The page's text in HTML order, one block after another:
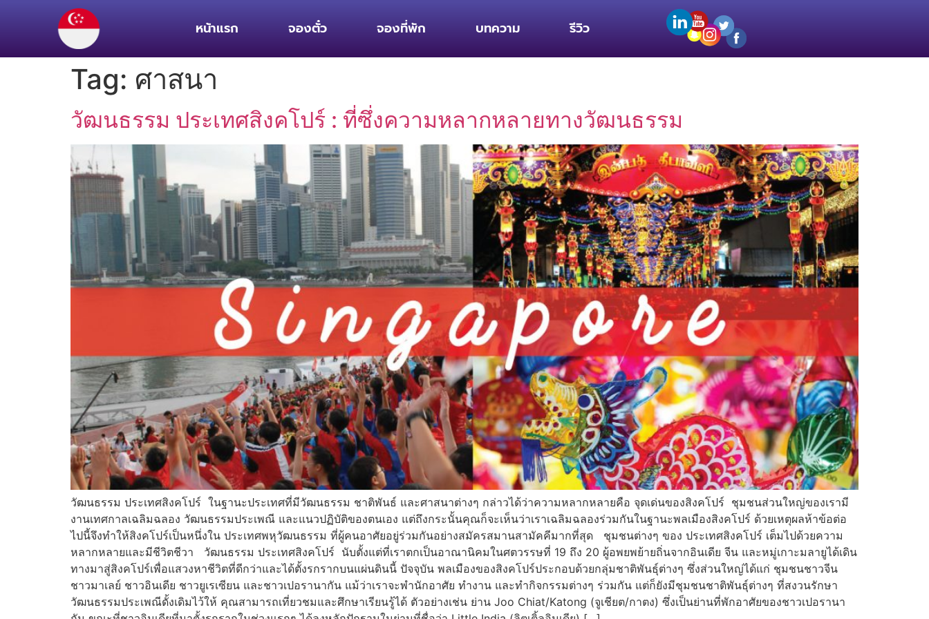
หน้าแรก จองตั๋ว จองที่พัก บทความ รีวิว
Tag: ศาสนา
วัฒนธรรม ประเทศสิงคโปร์ : ที่ซึ่งความหลากหลายทางวัฒนธรรม
วัฒนธรรม ประเทศสิงคโปร์ ในฐานะประเทศที่มีวัฒนธรรม ชาติพันธ์ และศาสนาต่างๆ กล่าวได้ว่าความหลากหลายคือ จุดเด่นของสิงคโปร์ ชุมชนส่วนใหญ่ของเรามี
งานเทศกาลเฉลิมฉลอง วัฒนธรรมประเพณี และแนวปฏิบัติของตนเอง แต่ถึงกระนั้นคุณก็จะเห็นว่าเราเฉลิมฉลองร่วมกันในฐานะพลเมืองสิงคโปร์ ด้วยเหตุผลห้าข้อต่อ
ไปนี้จึงทำให้สิงคโปร์เป็นหนึ่งใน ประเทศพหุวัฒนธรรม ที่ผู้คนอาศัยอยู่ร่วมกันอย่างสมัครสมานสามัคคีมากที่สุด ชุมชนต่างๆ ของ ประเทศสิงคโปร์ เต็มไปด้วยความ
หลากหลายและมีชีวิตชีวา วัฒนธรรม ประเทศสิงคโปร์ นับตั้งแต่ที่เราตกเป็นอาณานิคมในศตวรรษที่ 19 ถึง 20 ผู้อพยพย้ายถิ่นจากอินเดีย จีน และหมู่เกาะมลายูได้เดิน
ทางมาสู่สิงคโปร์เพื่อแสวงหาชีวิตที่ดีกว่าและได้ตั้งรกรากบนแผ่นดินนี้ ปัจจุบัน พลเมืองของสิงคโปร์ประกอบด้วยกลุ่มชาติพันธุ์ต่างๆ ซึ่งส่วนใหญ่ได้แก่ ชุมชนชาวจีน
ชาวมาเลย์ ชาวอินเดีย ชาวยูเรเซียน และชาวเปอรานากัน แม้ว่าเราจะพำนักอาศัย ทำงาน และทำกิจกรรมต่างๆ ร่วมกัน แต่ก็ยังมีชุมชนชาติพันธุ์ต่างๆ ที่สงวนรักษา
วัฒนธรรมประเพณีดั้งเดิมไว้ให้ คุณสามารถเที่ยวชมและศึกษาเรียนรู้ได้ ตัวอย่างเช่น ย่าน Joo Chiat/Katong (จูเชียต/กาตง) ซึ่งเป็นย่านที่พักอาศัยของชาวเปอรานา